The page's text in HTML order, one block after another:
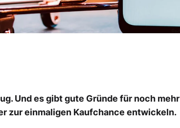
Und es gibt gute Gründe für noch mehr
zur einmaligen Kaufchance entwickeln.